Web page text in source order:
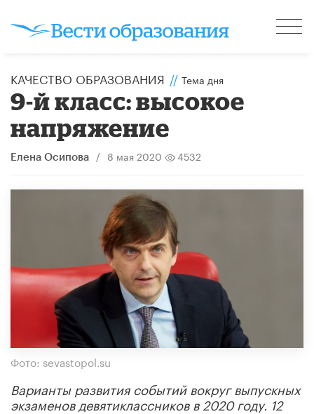
КАЧЕСТВО ОБРАЗОВАНИЯ // Тема дня
9-й класс: высокое
напряжение
Елена Осипова / 8 мая 2020 4532
Фото: sevastopol.su
Варианты развития событий вокруг выпускных
экзаменов девятиклассников в 2020 году. 12